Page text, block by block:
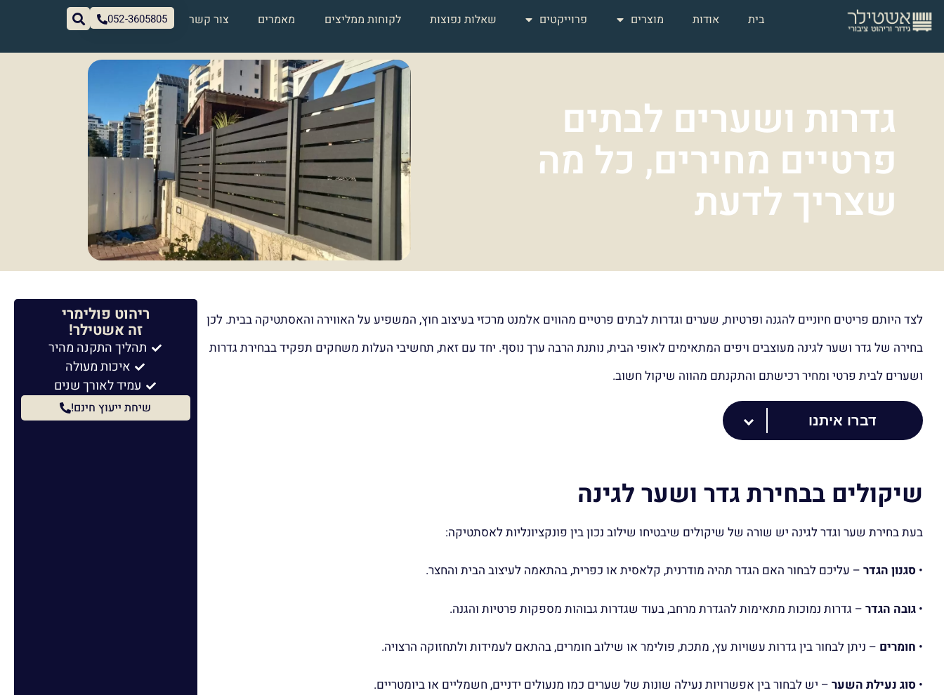
בית אודות מוצרים פרוייקטים שאלות נפוצות לקוחות ממליצים מאמרים צור קשר 052-3605805
גדרות ושערים לבתים
פרטיים מחירים, כל מה
שצריך לדעת
לצד היותם פריטים חיוניים להגנה ופרטיות, שערים וגדרות לבתים פרטיים מהווים אלמנט מרכזי בעיצוב חוץ, המשפיע על האווירה והאסתטיקה בבית. לכן
בחירה של גדר ושער לגינה מעוצבים ויפים המתאימים לאופי הבית, נותנת הרבה ערך נוסף. יחד עם זאת, תחשיבי העלות משחקים תפקיד בבחירת גדרות
ושערים לבית פרטי ומחיר רכישתם והתקנתם מהווה שיקול חשוב.
דברו איתנו
שיקולים בבחירת גדר ושער לגינה
בעת בחירת שער וגדר לגינה יש שורה של שיקולים שיבטיחו שילוב נכון בין פונקציונליות לאסתטיקה:
• סגנון הגדר – עליכם לבחור האם הגדר תהיה מודרנית, קלאסית או כפרית, בהתאמה לעיצוב הבית והחצר.
• גובה הגדר – גדרות נמוכות מתאימות להגדרת מרחב, בעוד שגדרות גבוהות מספקות פרטיות והגנה.
• חומרים – ניתן לבחור בין גדרות עשויות עץ, מתכת, פולימר או שילוב חומרים, בהתאם לעמידות ולתחזוקה הרצויה.
• סוג נעילת השער – יש לבחור בין אפשרויות נעילה שונות של שערים כמו מנעולים ידניים, חשמליים או ביומטריים.
ריהוט פולימרי
זה אשטילר!
תהליך התקנה מהיר
איכות מעולה
עמיד לאורך שנים
שיחת ייעוץ חינם!